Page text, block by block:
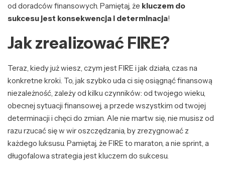
od doradców finansowych. Pamiętaj, że kluczem do
sukcesu jest konsekwencja i determinacja!
Jak zrealizować FIRE?
Teraz, kiedy już wiesz, czym jest FIRE i jak działa, czas na
konkretne kroki. To, jak szybko uda ci się osiągnąć finansową
niezależność, zależy od kilku czynników: od twojego wieku,
obecnej sytuacji finansowej, a przede wszystkim od twojej
determinacji i chęci do zmian. Ale nie martw się, nie musisz od
razu rzucać się w wir oszczędzania, by zrezygnować z
każdego luksusu. Pamiętaj, że FIRE to maraton, a nie sprint, a
długofalowa strategia jest kluczem do sukcesu.